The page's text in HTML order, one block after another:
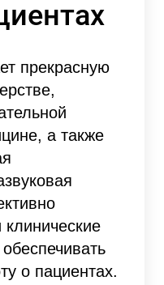
прекрасную
а также
клинические
о пациентах.